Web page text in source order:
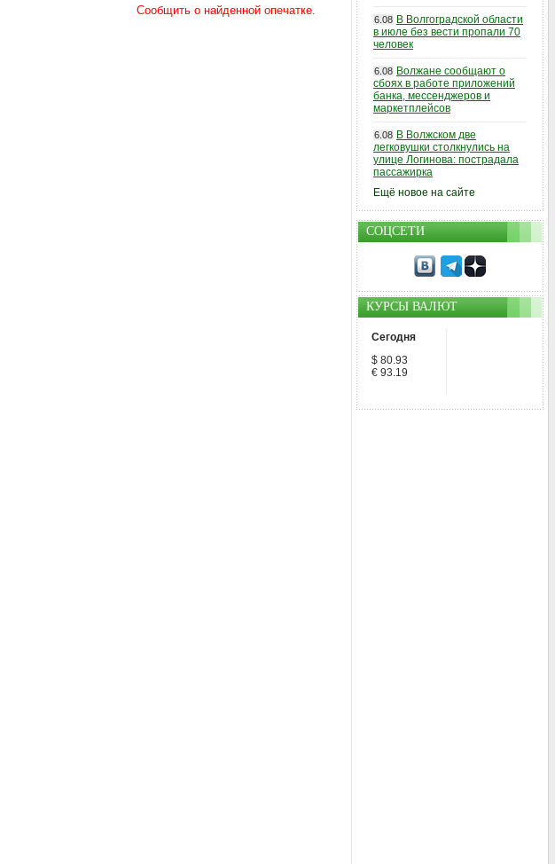
6.08 В Волгоградской области
в июле без вести пропали 70
человек
6.08 Волжане сообщают о
сбоях в работе приложений
банка, мессенджеров и
маркетплейсов
6.08 В Волжском две
легковушки столкнулись на
улице Логинова: пострадала
пассажирка
Ещё новое на сайте
СОЦСЕТИ
КУРСЫ ВАЛЮТ
Сегодня
$ 80.93
€ 93.19